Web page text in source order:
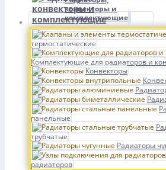
конвекторы и
комплектующие
термостатические
Комплектующие для радиаторов и
Конвекторы
панельные
трубчатые
Радиаторы
радиаторов